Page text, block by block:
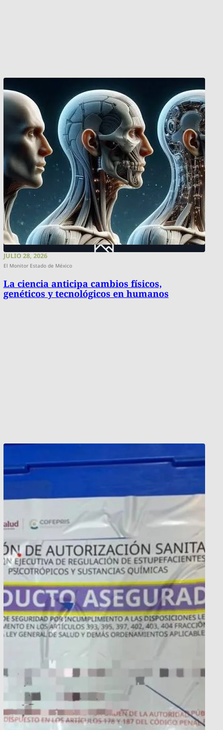
JULIO 28, 2026
El Monitor Estado de México
La ciencia anticipa cambios físicos,
genéticos y tecnológicos en humanos